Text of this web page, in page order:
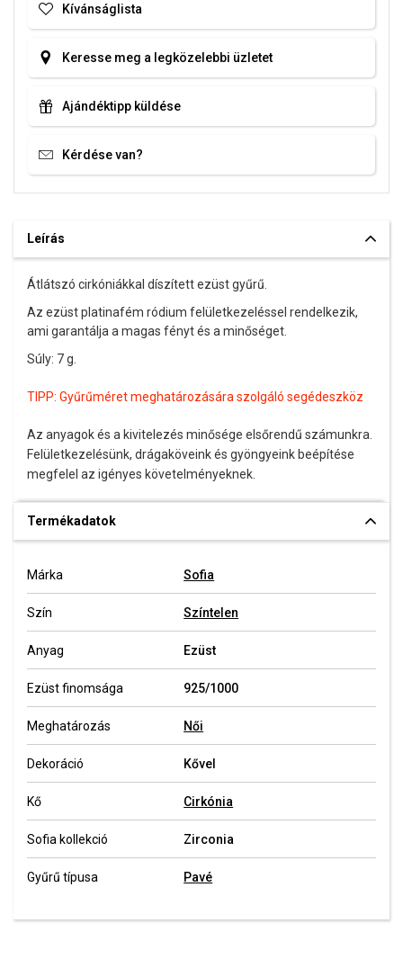
Kívánságlista
Keresse meg a legközelebbi üzletet
Ajándéktipp küldése
Kérdése van?
Leírás
Átlátszó cirkóniákkal díszített ezüst gyűrű.
Az ezüst platinafém ródium felületkezeléssel rendelkezik,
ami garantálja a magas fényt és a minőséget.
Súly: 7 g.
TIPP: Gyűrűméret meghatározására szolgáló segédeszköz
Az anyagok és a kivitelezés minősége elsőrendű számunkra.
Felületkezelésünk, drágaköveink és gyöngyeink beépítése
megfelel az igényes követelményeknek.
Termékadatok
Márka Sofia
Szín Színtelen
Anyag Ezüst
Ezüst finomsága 925/1000
Meghatározás Női
Dekoráció Kővel
Kő Cirkónia
Sofia kollekció Zirconia
Gyűrű típusa Pavé